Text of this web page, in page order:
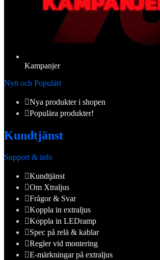
Kampanjer
Nytt och Populärt
Nya produkter i shopen
Populära produkter!
Kundtjänst
Support & info
Kundtjänst
Om Xtraljus
Frågor & Svar
Koppla in extraljus
Koppla in LEDramp
Spec på relä & kablar
Regler vid montering
E-märkningar på extraljus